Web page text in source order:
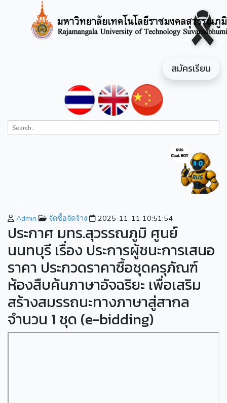
สมัครเรียน
Admin จัดซื้อจัดจ้าง 2025-11-11 10:51:54
ประกาศ มทร.สุวรรณภูมิ ศูนย์
นนทบุรี เรื่อง ประการผู้ชนะการเสนอ
ราคา ประกวดราคาซื้อชุดครุภัณฑ์
ห้องสืบค้นภาษาอัจฉริยะ เพื่อเสริม
สร้างสมรรถนะทางภาษาสู่สากล
จำนวน 1 ชุด (e-bidding)